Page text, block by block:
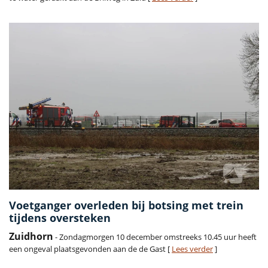
Voetganger overleden bij botsing met trein
tijdens oversteken
Zuidhorn - Zondagmorgen 10 december omstreeks 10.45 uur heeft
een ongeval plaatsgevonden aan de de Gast [ Lees verder]